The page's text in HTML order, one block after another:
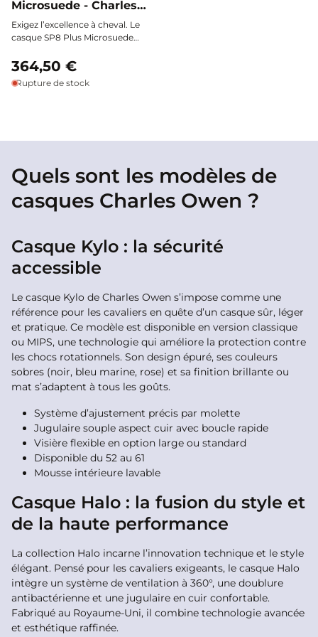
Microsuede - Charles
Owen
Exigez l’excellence à cheval. Le
casque SP8 Plus Microsuede
protection haut de gamme à un
style raffiné : sécurité, confort et
élégance réunis sous une visière
364,50 €
Rupture de stock
Quels sont les modèles de
casques Charles Owen ?
Casque Kylo : la sécurité
accessible
Le casque Kylo de Charles Owen s’impose comme une
référence pour les cavaliers en quête d’un casque sûr, léger
et pratique. Ce modèle est disponible en version classique
ou MIPS, une technologie qui améliore la protection contre
les chocs rotationnels. Son design épuré, ses couleurs
sobres (noir, bleu marine, rose) et sa finition brillante ou
mat s’adaptent à tous les goûts.
Système d’ajustement précis par molette
Jugulaire souple aspect cuir avec boucle rapide
Visière flexible en option large ou standard
Disponible du 52 au 61
Mousse intérieure lavable
Casque Halo : la fusion du style et
de la haute performance
La collection Halo incarne l’innovation technique et le style
élégant. Pensé pour les cavaliers exigeants, le casque Halo
intègre un système de ventilation à 360°, une doublure
antibactérienne et une jugulaire en cuir confortable.
Fabriqué au Royaume-Uni, il combine technologie avancée
et esthétique raffinée.